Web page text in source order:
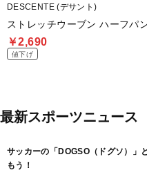
DESCENTE (デサント)
ストレッチウーブン ハーフパ
￥2,690
値下げ
最新スポーツニュース
サッカーの「DOGSO（ドグソ）」
もう！